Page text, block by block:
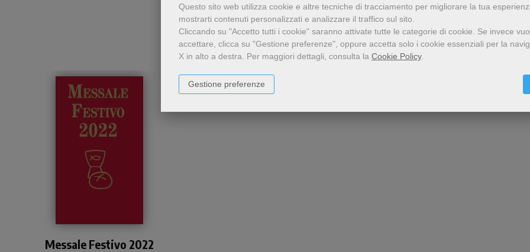
Questo sito web utilizza cookie e altre tecniche di tracciamento per migliorare la tua
mostrarti contenuti personalizzati e analizzare il traffico sul sito.
Cliccando su "Accetto tutti i cookie" saranno attivate tutte le categorie di cookie. Se invece
accettare, clicca su "Gestione preferenze", oppure accetta solo i cookie essenziali per la
X in alto a destra. Per maggiori dettagli, consulta la Cookie Policy.
Gestione preferenze
Chi ha visto questo prodotto ha visto
immediato per seguire la
Messale Festivo 2022